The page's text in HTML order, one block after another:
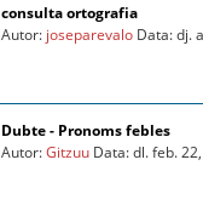
consulta ortografia
Autor: joseparevalo Data: dj.
Dubte - Pronoms febles
Autor:Gitzuu Data: dl. feb.